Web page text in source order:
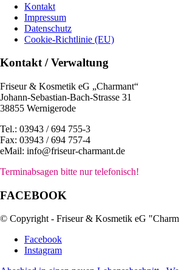
Kontakt
Impressum
Datenschutz
Cookie-Richtlinie (EU)
Kontakt / Verwaltung
Friseur & Kosmetik eG „Charmant“
Johann-Sebastian-Bach-Strasse 31
38855 Wernigerode
Tel.: 03943 / 694 755-3
Fax: 03943 / 694 757-4
eMail: info@friseur-charmant.de
Terminabsagen bitte nur telefonisch!
FACEBOOK
© Copyright - Friseur & Kosmetik eG
Facebook
Instagram